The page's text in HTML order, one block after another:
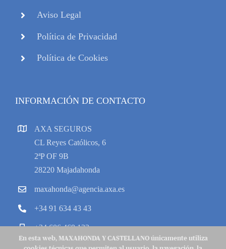
Aviso Legal
Política de Privacidad
Política de Cookies
INFORMACIÓN DE CONTACTO
AXA SEGUROS
CL Reyes Católicos, 6
2ªP OF 9B
28220 Majadahonda
maxahonda@agencia.axa.es
+34 91 634 43 43
+34 606 469 133
En esta web, MAXAHONDA Y CASTELLANO únicamente utiliza